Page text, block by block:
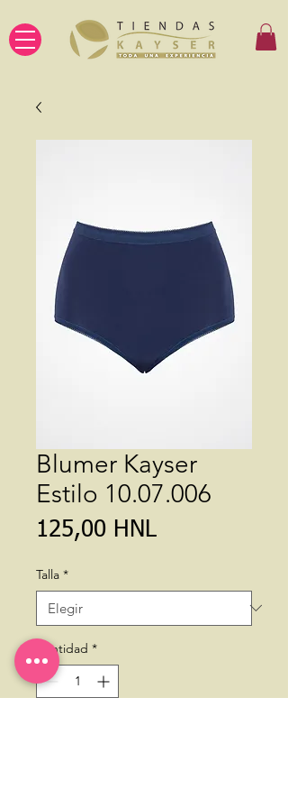
Blumer Kayser
Estilo 10.07.006
125,00 HNLPrecio
Talla *
Cantidad *